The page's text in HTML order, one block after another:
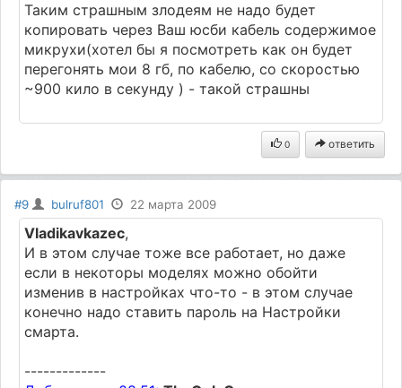
Таким страшным злодеям не надо будет
копировать через Ваш юсби кабель содержимое
микрухи(хотел бы я посмотреть как он будет
перегонять мои 8 гб, по кабелю, со скоростью
~900 кило в секунду ) - такой страшны
0 ответить
#9 bulruf801 22 марта 2009
Vladikavkazec,
И в этом случае тоже все работает, но даже
если в некоторы моделях можно обойти
изменив в настройках что-то - в этом случае
конечно надо ставить пароль на Настройки
смарта.
-------------